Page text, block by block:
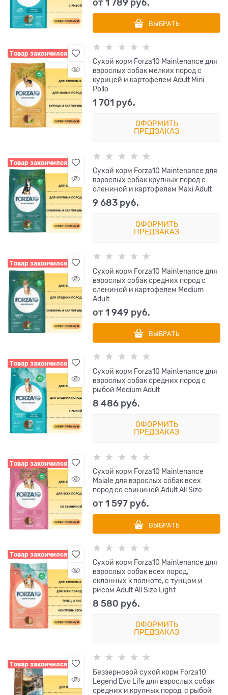
от1 789 руб.
ВЫБРАТЬ
Товар закончился
Сухой корм Forza10 Maintenance для
взрослых собак мелких пород с
курицей и картофелем Adult Mini
Pollo
1 701 руб.
ОФОРМИТЬ
ПРЕДЗАКАЗ
Товар закончился
Сухой корм Forza10 Maintenance для
взрослых собак крупных пород с
олениной и картофелем Maxi Adult
9 683 руб.
ОФОРМИТЬ
ПРЕДЗАКАЗ
Товар закончился
Сухой корм Forza10 Maintenance для
взрослых собак средних пород с
олениной и картофелем Medium
Adult
от1 949 руб.
ВЫБРАТЬ
Товар закончился
Сухой корм Forza10 Maintenance для
взрослых собак средних пород с
рыбой Medium Adult
8 486 руб.
ОФОРМИТЬ
ПРЕДЗАКАЗ
Товар закончился
Сухой корм Forza10 Maintenance
Maiale для взрослых собак всех
пород со свининой Adult All Size
от1 597 руб.
ВЫБРАТЬ
Товар закончился
Сухой корм Forza10 Maintenance для
взрослых собак всех пород,
склонных к полноте, с тунцом и
рисом Adult All Size Light
8 580 руб.
ОФОРМИТЬ
ПРЕДЗАКАЗ
Товар закончился
Беззерновой сухой корм Forza10
Legend Evo Life для взрослых собак
средних и крупных пород, с рыбой